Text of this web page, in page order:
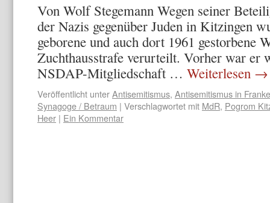
Von Wolf Stegemann Wegen seiner
der Nazis gegenüber Juden in Kitzingen
geborene und auch dort 1961 gestorbene
Zuchthausstrafe verurteilt. Vorher war er
NSDAP-Mitgliedschaft … Weiterlesen →
Veröffentlicht unterAntisemitismus, Antisemitismus in
Synagoge / Betraum | Verschlagwortet mit MdR, Pogrom
Heer | Ein Kommentar